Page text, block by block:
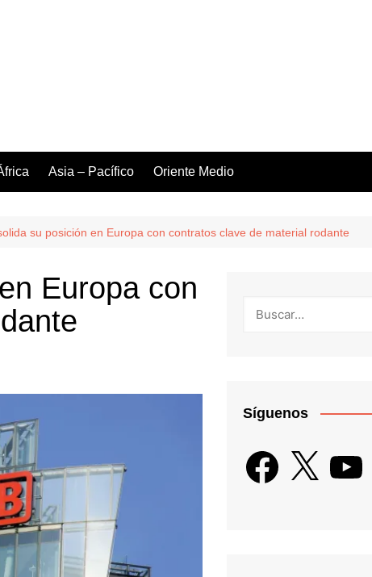
Asia – Pacífico Oriente Medio
su posición en Europa con contratos clave de material rodante
Europa con
Síguenos
Facebook
X YouTube